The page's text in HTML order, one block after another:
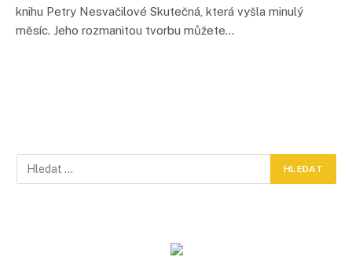
knihu Petry Nesvačilové Skutečná, která vyšla minulý
měsíc. Jeho rozmanitou tvorbu můžete…